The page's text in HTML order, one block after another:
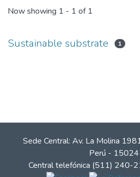
Now showing 1 - 1 of 1
Sustainable substrate 1
Sede Central: Av. La Molina
Perú - 15024
Central telefónica (511)